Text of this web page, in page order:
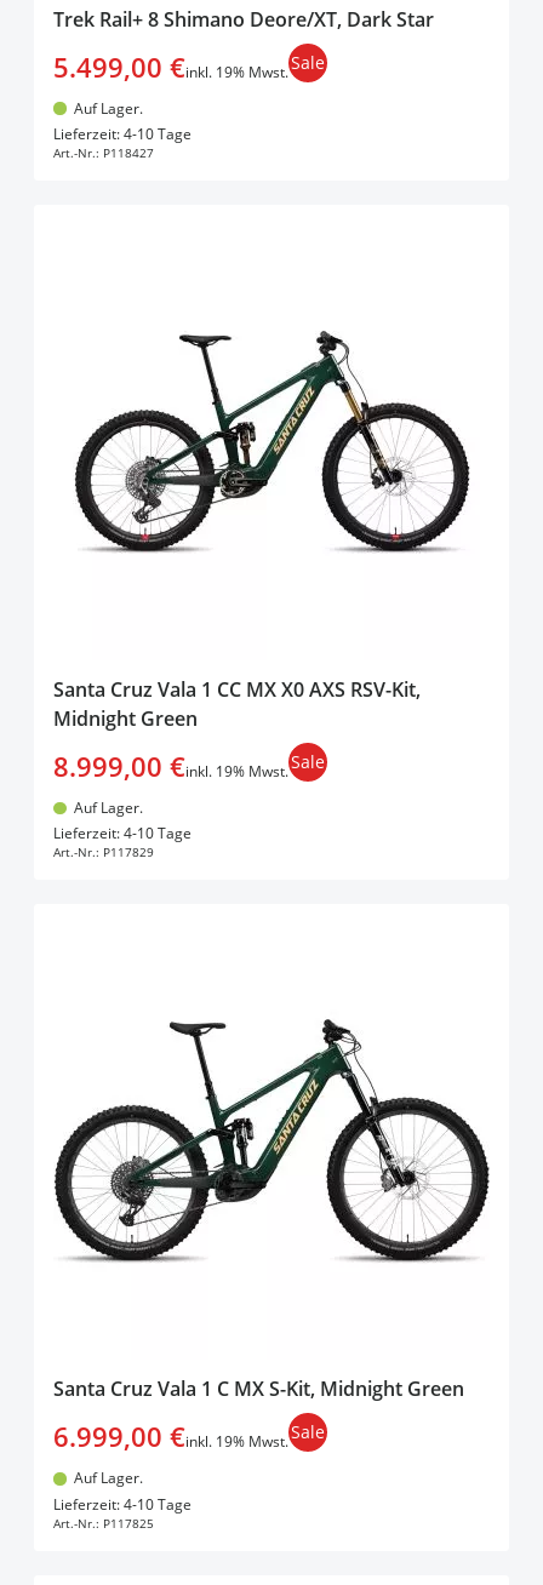
Trek Rail+ 8 Shimano Deore/XT, Dark Star
5.499,00 €inkl. 19% Mwst.Sale
Auf Lager.
Lieferzeit: 4-10 Tage
Art.-Nr.: P118427
Santa Cruz Vala 1 CC MX X0 AXS RSV-Kit,
Midnight Green
8.999,00 €inkl. 19% Mwst.Sale
Auf Lager.
Lieferzeit: 4-10 Tage
Art.-Nr.: P117829
Santa Cruz Vala 1 C MX S-Kit, Midnight Green
6.999,00 €inkl. 19% Mwst.Sale
Auf Lager.
Lieferzeit: 4-10 Tage
Art.-Nr.: P117825